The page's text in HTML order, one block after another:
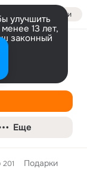
Войти
улучшить
13 лет,
законный
Еще
201 Подарки